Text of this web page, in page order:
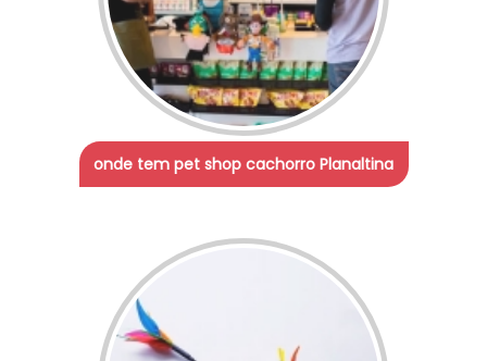
onde tem pet shop cachorro Planaltina